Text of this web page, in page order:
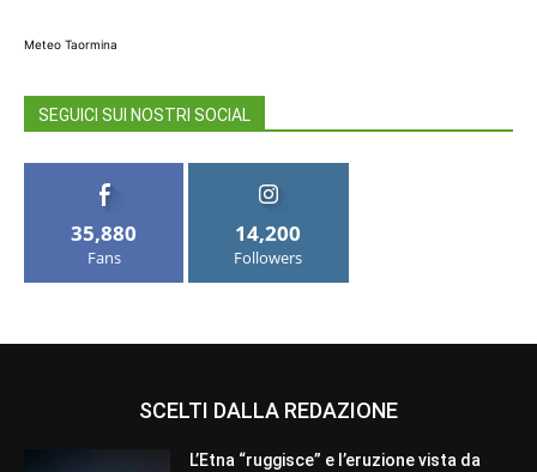
Meteo Taormina
SEGUICI SUI NOSTRI SOCIAL
35,880
Fans
14,200
Followers
SCELTI DALLA REDAZIONE
L’Etna “ruggisce” e l’eruzione vista da